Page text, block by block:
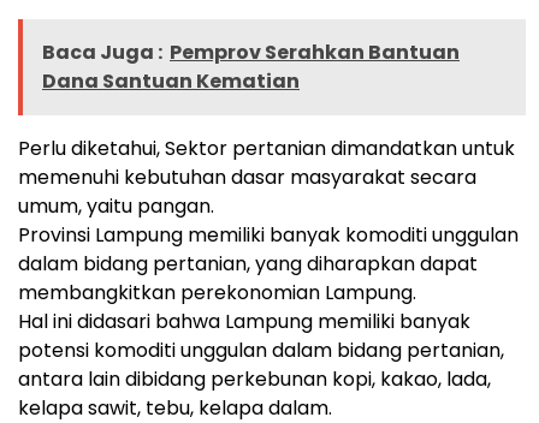
Baca Juga : Pemprov Serahkan Bantuan
Dana Santuan Kematian
Perlu diketahui, Sektor pertanian dimandatkan untuk
memenuhi kebutuhan dasar masyarakat secara
umum, yaitu pangan.
Provinsi Lampung memiliki banyak komoditi unggulan
dalam bidang pertanian, yang diharapkan dapat
membangkitkan perekonomian Lampung.
Hal ini didasari bahwa Lampung memiliki banyak
potensi komoditi unggulan dalam bidang pertanian,
antara lain dibidang perkebunan kopi, kakao, lada,
kelapa sawit, tebu, kelapa dalam.